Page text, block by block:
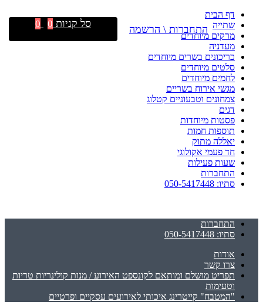
דף הבית
שתייה
מרקים מיוחדים
מעדניה
כריכונים בשרים מיוחדים
סלטים מיוחדים
לחמים מיוחדים
מגשי אירוח בשריים
צמחונים וטבעוניים קטלוג
דגים
פסטות מיוחדות
תוספות חמות
יאללה מתוק
חד פעמי אקולוגי
שעות פעילות
התחברות
סתיו: 050-5417448
התחברות
סתיו: 050-5417448
אודות
צרו קשר
תפריט מושלם ומותאם לקונספט האירוע / מנות קולינריות טריות
וטעימות
"המטבח" קייטרינג איכותי לאירועים עסקיים ופרטיים
התחברות \ הרשמה סל קניות 0
0